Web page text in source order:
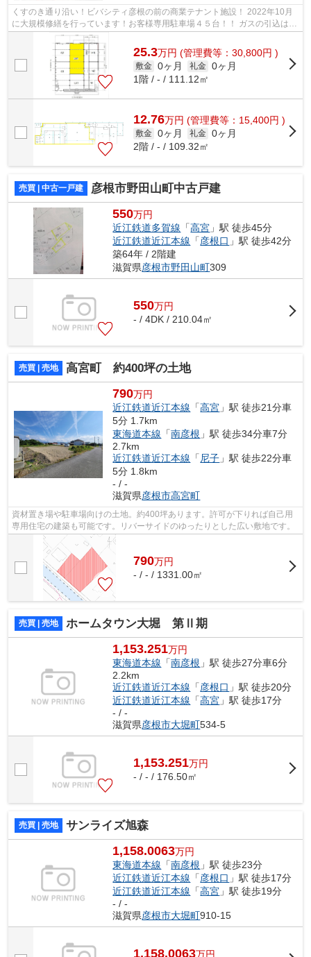
くすのき通り沿い！ビバシティ彦根の前の商業テナント施設！ 2022年10月
に大規模修繕を行っています！お客様専用駐車場４５台！！ ガスの引込はあ
りませんが工事は可能です。
25.3万円 (管理費等：30,800円 )
敷金 0ヶ月 礼金 0ヶ月
1階 / - / 111.12㎡
12.76万円 (管理費等：15,400円 )
敷金 0ヶ月 礼金 0ヶ月
2階 / - / 109.32㎡
売買 | 中古一戸建 彦根市野田山町中古戸建
550万円
近江鉄道多賀線 「高宮 」駅 徒歩45分
近江鉄道近江本線 「彦根口 」駅 徒歩42分
築64年 / 2階建
滋賀県彦根市野田山町309
550万円
- / 4DK / 210.04㎡
売買 | 売地 高宮町 約400坪の土地
790万円
近江鉄道近江本線 「高宮 」駅 徒歩21分車
5分 1.7km
東海道本線 「南彦根 」駅 徒歩34分車7分
2.7km
近江鉄道近江本線 「 尼子 」駅 徒歩22分車
5分 1.8km
- / -
滋賀県彦根市高宮町
資材置き場や駐車場向けの土地。約400坪あります。許可が下りれば自己用
専用住宅の建築も可能です。リバーサイドのゆったりとした広い敷地です。
790万円
- / - / 1331.00㎡
売買 | 売地 ホームタウン大堀 第Ⅱ期
1,153.251万円
東海道本線 「南彦根 」駅 徒歩27分車6分
2.2km
近江鉄道近江本線 「彦根口 」駅 徒歩20分
近江鉄道近江本線 「高宮 」駅 徒歩17分
- / -
滋賀県彦根市大堀町534-5
1,153.251万円
- / - / 176.50㎡
売買 | 売地 サンライズ旭森
1,158.0063万円
東海道本線 「南彦根 」駅 徒歩23分
近江鉄道近江本線 「彦根口 」駅 徒歩17分
近江鉄道近江本線 「高宮 」駅 徒歩19分
- / -
滋賀県彦根市大堀町910-15
1,158.0063万円